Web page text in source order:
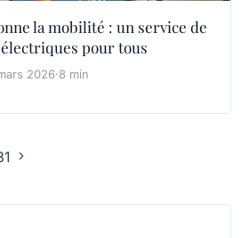
la mobilité : un service de
pour tous
2026·8 min